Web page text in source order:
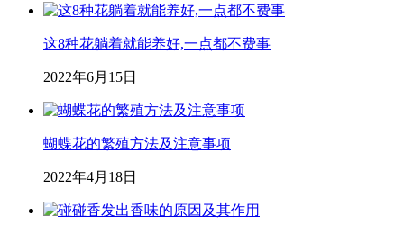
这8种花躺着就能养好,一点都不费事
2022年6月15日
蝴蝶花的繁殖方法及注意事项
2022年4月18日